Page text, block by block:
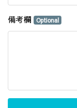
備考欄 Optional